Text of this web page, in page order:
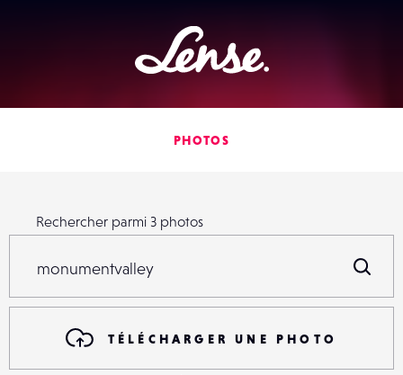
Lense
PHOTOS
Rechercher parmi 3 photos
TÉLÉCHARGER UNE PHOTO